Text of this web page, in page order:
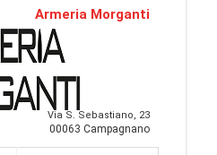
Armeria Morganti
Via S. Sebastiano, 23
00063 Campagnano